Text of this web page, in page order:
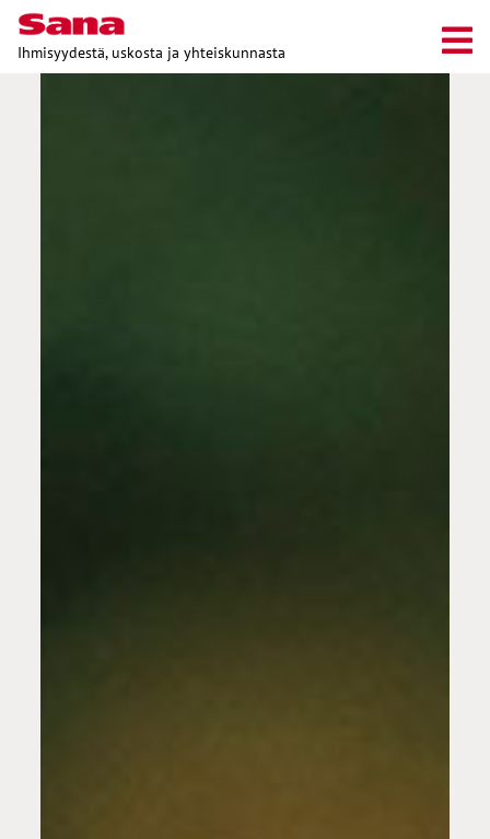
Ihmisyydestä, uskosta ja yhteiskunnasta